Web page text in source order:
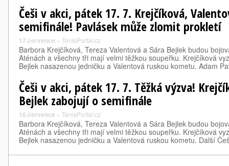
Češi v akci, pátek 17. 7. Krejčíková,
semifinále! Pavlásek může zlomit prokletí
17.července » TenisPortal.cz
Barbora Krejčíková, Tereza Valentová a Sára Bejlek budou
Aténách a všechny tři mají velmi těžkou soupeřku. Krejčíková
Bejlek nasazenou jedničku a Valentová ruskou kometu. Adam
Češi v akci, pátek 17. 7. Těžká výzva!
Bejlek zabojují o semifinále
16.července » TenisPortal.cz
Barbora Krejčíková, Tereza Valentová a Sára Bejlek budou
Aténách a všechny tři mají velmi těžkou soupeřku. Krejčíková
Bejlek nasazenou jedničku a Valentová ruskou kometu. Další